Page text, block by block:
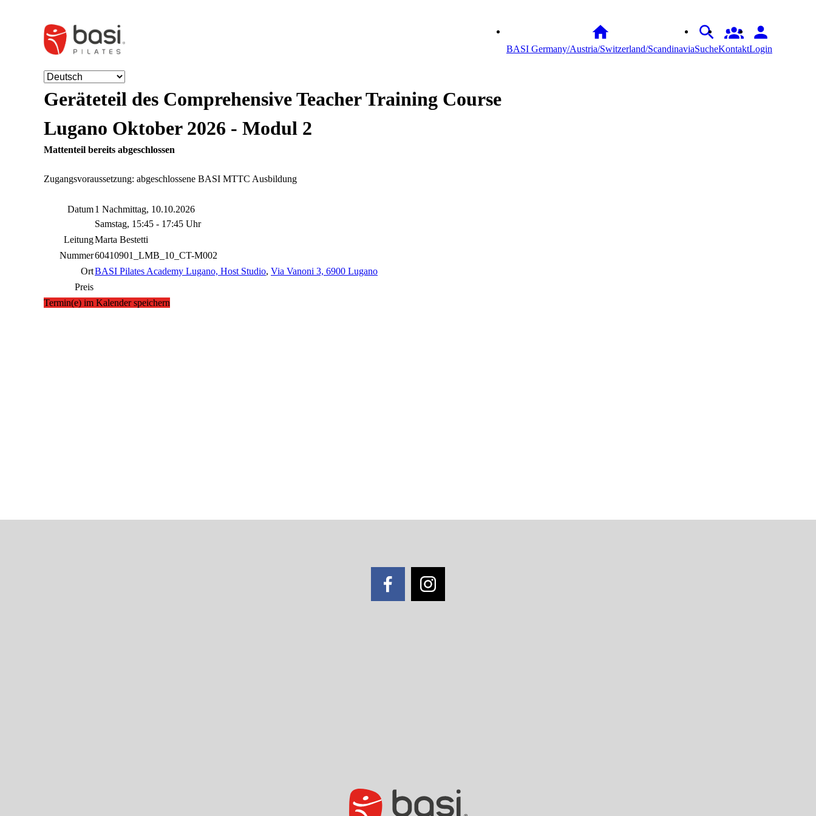
BASI Germany/Austria/Switzerland/ScandinaviaSucheKontaktLogin
Geräteteil des Comprehensive Teacher Training Course
Lugano Oktober 2026 - Modul 2
Mattenteil bereits abgeschlossen
Zugangsvoraussetzung: abgeschlossene BASI MTTC Ausbildung
Datum1 Nachmittag, 10.10.2026
Samstag, 15:45 - 17:45 Uhr
LeitungMarta Bestetti
Nummer60410901_LMB_10_CT-M002
OrtBASI Pilates Academy Lugano, Host Studio, Via Vanoni 3, 6900 Lugano
Preis
Termin(e) im Kalender speichern